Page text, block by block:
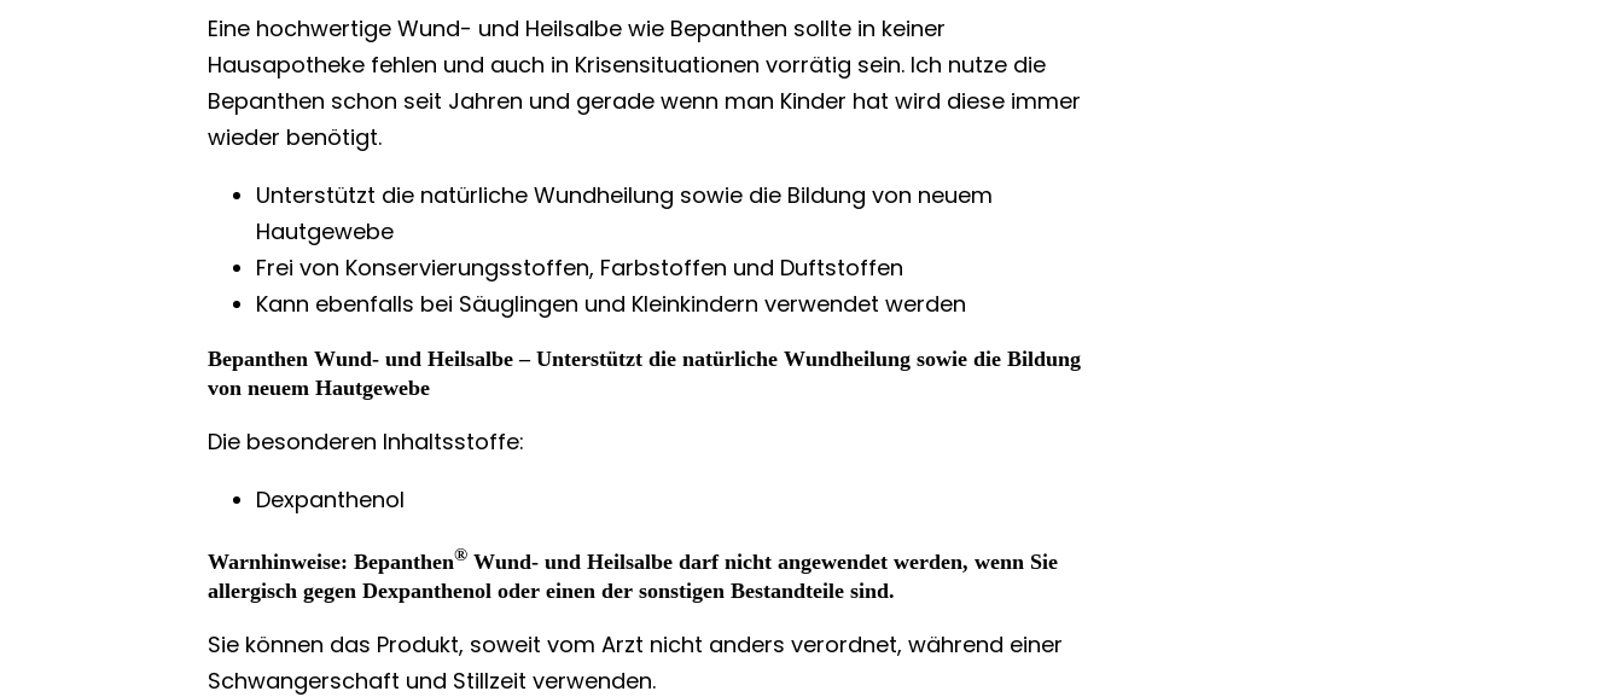
Eine hochwertige Wund- und Heilsalbe wie Bepanthen sollte in keiner
Hausapotheke fehlen und auch in Krisensituationen vorrätig sein. Ich nutze die
Bepanthen schon seit Jahren und gerade wenn man Kinder hat wird diese immer
wieder benötigt.
Unterstützt die natürliche Wundheilung sowie die Bildung von neuem
Hautgewebe
Frei von Konservierungsstoffen, Farbstoffen und Duftstoffen
Kann ebenfalls bei Säuglingen und Kleinkindern verwendet werden
Bepanthen Wund- und Heilsalbe – Unterstützt die natürliche Wundheilung sowie die Bildung
von neuem Hautgewebe
Die besonderen Inhaltsstoffe:
Dexpanthenol
Warnhinweise: Bepanthen® Wund- und Heilsalbe darf nicht angewendet werden, wenn Sie
allergisch gegen Dexpanthenol oder einen der sonstigen Bestandteile sind.
Sie können das Produkt, soweit vom Arzt nicht anders verordnet, während einer
Schwangerschaft und Stillzeit verwenden.